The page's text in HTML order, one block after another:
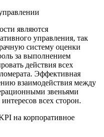
являются
управления, так
систему оценки
за выполнением
действия всех
Эффективная
взаимодействия между
звеньями
всех сторон.
на корпоративное